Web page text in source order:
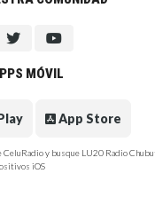
MÓVIL
App Store
CeluRadio y busque LU20 Radio
iOS